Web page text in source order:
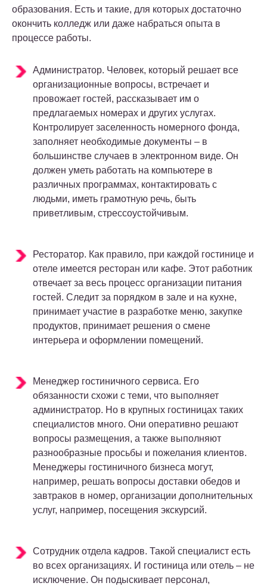
образования. Есть и такие, для которых достаточно
окончить колледж или даже набраться опыта в
процессе работы.
Администратор. Человек, который решает все
организационные вопросы, встречает и
провожает гостей, рассказывает им о
предлагаемых номерах и других услугах.
Контролирует заселенность номерного фонда,
заполняет необходимые документы – в
большинстве случаев в электронном виде. Он
должен уметь работать на компьютере в
различных программах, контактировать с
людьми, иметь грамотную речь, быть
приветливым, стрессоустойчивым.
Ресторатор. Как правило, при каждой гостинице и
отеле имеется ресторан или кафе. Этот работник
отвечает за весь процесс организации питания
гостей. Следит за порядком в зале и на кухне,
принимает участие в разработке меню, закупке
продуктов, принимает решения о смене
интерьера и оформлении помещений.
Менеджер гостиничного сервиса. Его
обязанности схожи с теми, что выполняет
администратор. Но в крупных гостиницах таких
специалистов много. Они оперативно решают
вопросы размещения, а также выполняют
разнообразные просьбы и пожелания клиентов.
Менеджеры гостиничного бизнеса могут,
например, решать вопросы доставки обедов и
завтраков в номер, организации дополнительных
услуг, например, посещения экскурсий.
Сотрудник отдела кадров. Такой специалист есть
во всех организациях. И гостиница или отель – не
исключение. Он подыскивает персонал,